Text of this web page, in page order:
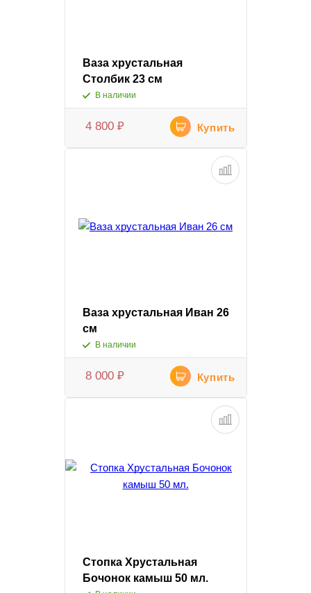
Ваза хрустальная
Столбик 23 см
В наличии
4 800 ₽ Купить
Ваза хрустальная Иван 26
см
В наличии
8 000 ₽ Купить
Стопка Хрустальная
Бочонок камыш 50 мл.